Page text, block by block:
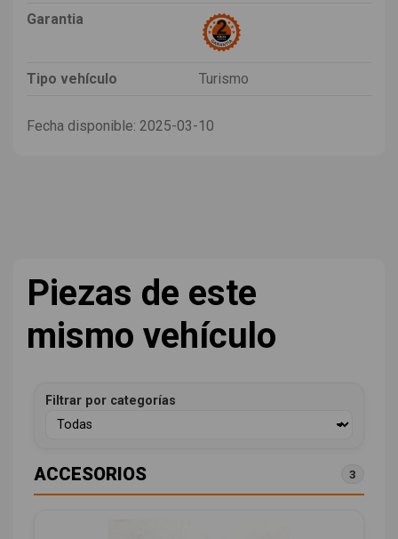
Garantia
Tipo vehículo Turismo
Fecha disponible: 2025-03-10
Piezas de este
mismo vehículo
Filtrar por categorías
ACCESORIOS 3